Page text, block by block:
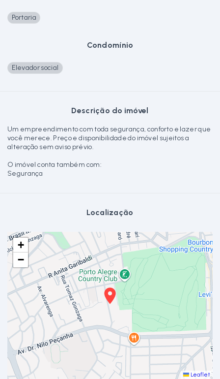
Portaria
Condomínio
Elevador social
Descrição do imóvel
Um empreendimento com toda segurança, conforto e lazer que
você merece. Preço e disponibilidade do imóvel sujeitos a
alteração sem aviso prévio.
O imóvel conta também com:
Segurança
Localização
+
−
Leaflet